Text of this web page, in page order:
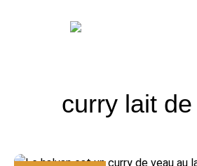
curry lait